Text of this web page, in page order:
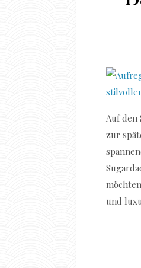
Auf den
zur
und